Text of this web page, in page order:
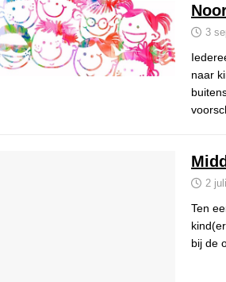
3
naar
2
Ten
bij de